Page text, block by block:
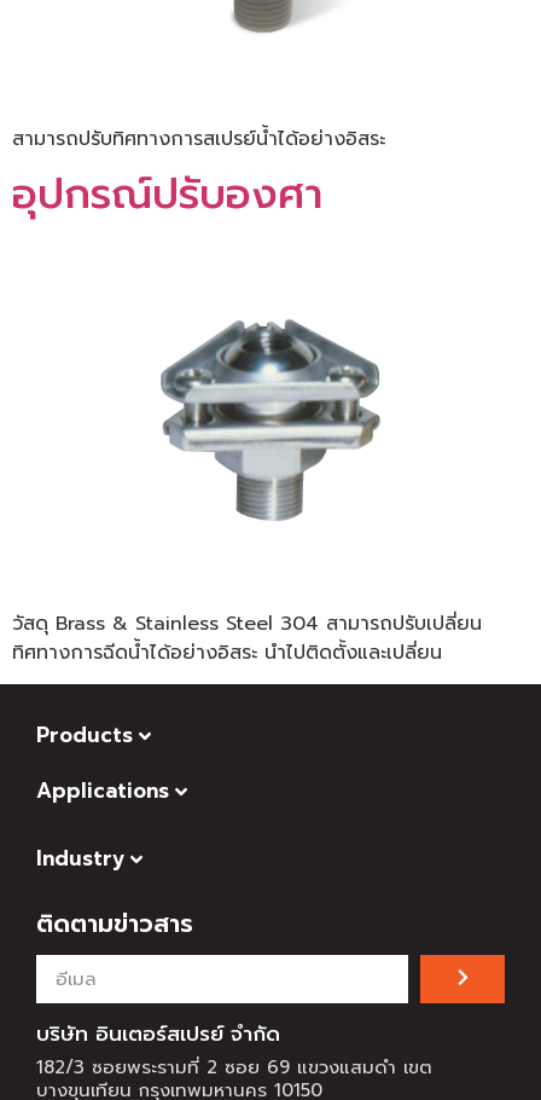
สามารถปรับทิศทางการสเปรย์น้ำได้อย่างอิสระ
อุปกรณ์ปรับองศา
วัสดุ Brass & Stainless Steel 304 สามารถปรับเปลี่ยน
ทิศทางการฉีดน้ำได้อย่างอิสระ นำไปติดตั้งและเปลี่ยน
Products
Applications
Industry
ติดตามข่าวสาร
บริษัท อินเตอร์สเปรย์ จำกัด
182/3 ซอยพระรามที่ 2 ซอย 69 แขวงแสมดำ เขต
บางขุนเทียน กรุงเทพมหานคร 10150